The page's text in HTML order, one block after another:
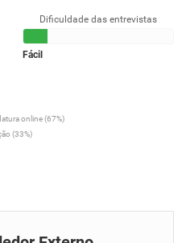
Dificuldade das entrevistas
Fácil
online (67%)
(33%)